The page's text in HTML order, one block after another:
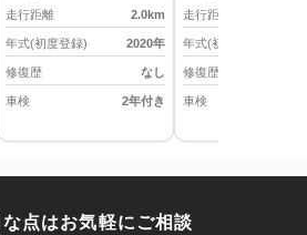
走行距離
2.0km
年式(初度登録) 2020年
修復歴 なし
車検 2年付き
走行距離
年式(初度登録)
修復歴
車検
な点はお気軽にご相談